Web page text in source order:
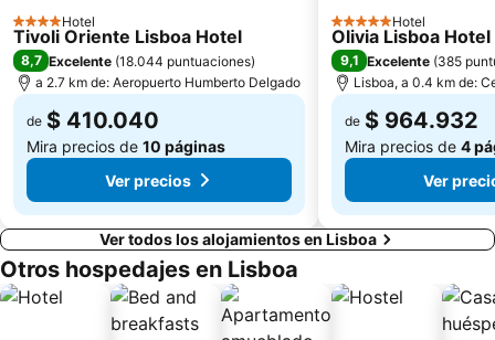
Alegro Alfragide
Parque das Nações
Algés Beach
Playa de Azenhas del Mar
Cabo da Roca
4 Estrellas
Hotel
Tivoli Oriente Lisboa Hotel
8,7 Excelente (18.044 puntuaciones)
a 2.7 km de: Aeropuerto Humberto Delgado
de $ 410.040
Mira precios de 10 páginas
Ver precios
5 EstrellasHotel
Olivia Lisboa
9,1 Excelente (385
Lisboa, a 0.4 km de:
de $ 964.932
Mira precios de 4
Ver
Ver todos los alojamientos en Lisboa
Otros hospedajes en Lisboa